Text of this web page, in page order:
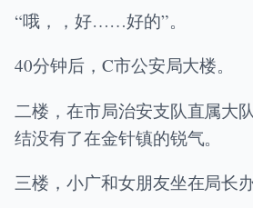
“哦，，好……好的”。
40分钟后，C市公安局大楼。
二楼，在市局治安支队直属大
结没有了在金针镇的锐气。
三楼，小广和女朋友坐在局长办